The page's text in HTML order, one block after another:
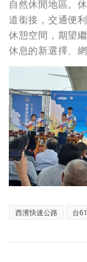
自然休閒地區。
道銜接，交通便
休憩空間，期望
休息的新選擇、
西濱快速公路 台